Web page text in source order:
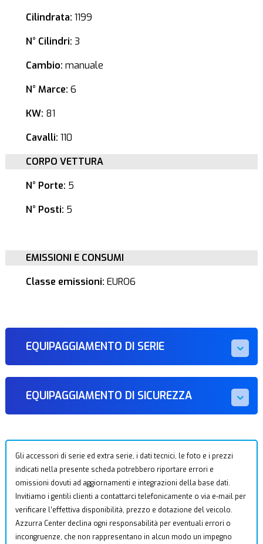
Cilindrata: 1199
N° Cilindri: 3
Cambio: manuale
N° Marce: 6
KW: 81
Cavalli: 110
CORPO VETTURA
N° Porte: 5
N° Posti: 5
EMISSIONI E CONSUMI
Classe emissioni: EURO6
EQUIPAGGIAMENTO DI SERIE
EQUIPAGGIAMENTO DI SICUREZZA
Gli accessori di serie ed extra serie, i dati tecnici, le foto e i prezzi
indicati nella presente scheda potrebbero riportare errori e
omissioni dovuti ad aggiornamenti e integrazioni della base dati.
Invitiamo i gentili clienti a contattarci telefonicamente o via e-mail per
verificare l’effettiva disponibilità, prezzo e dotazione del veicolo.
Azzurra Center declina ogni responsabilità per eventuali errori o
incongruenze, che non rappresentano in alcun modo un impegno